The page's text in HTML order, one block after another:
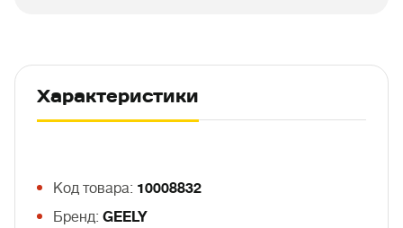
Характеристики
Код товара: 10008832
Бренд: GEELY